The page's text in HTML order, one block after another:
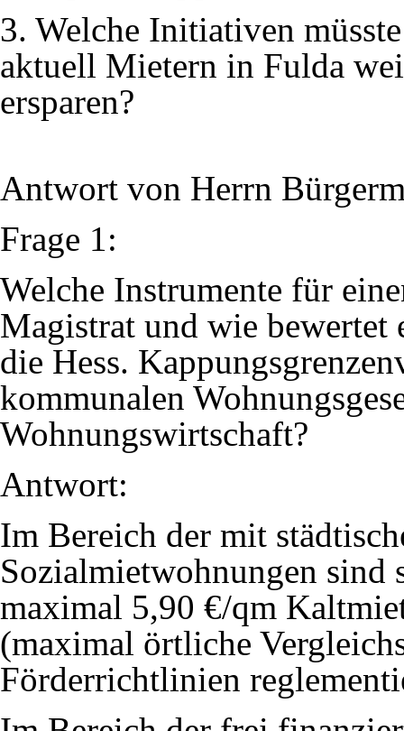
3. Welche Initiativen
aktuell Mietern in Fulda
ersparen?
Antwort von Herrn
Frage 1:
Welche Instrumente für
Magistrat und wie bewertet
die Hess.
kommunalen
Wohnungswirtschaft?
Antwort:
Im Bereich der mit
Sozialmietwohnungen
maximal 5,90 €/qm
(maximal örtliche
Förderrichtlinien